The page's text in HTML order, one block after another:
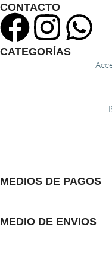
CONTACTO
CATEGORÍAS
MEDIOS DE PAGOS
MEDIO DE ENVIOS